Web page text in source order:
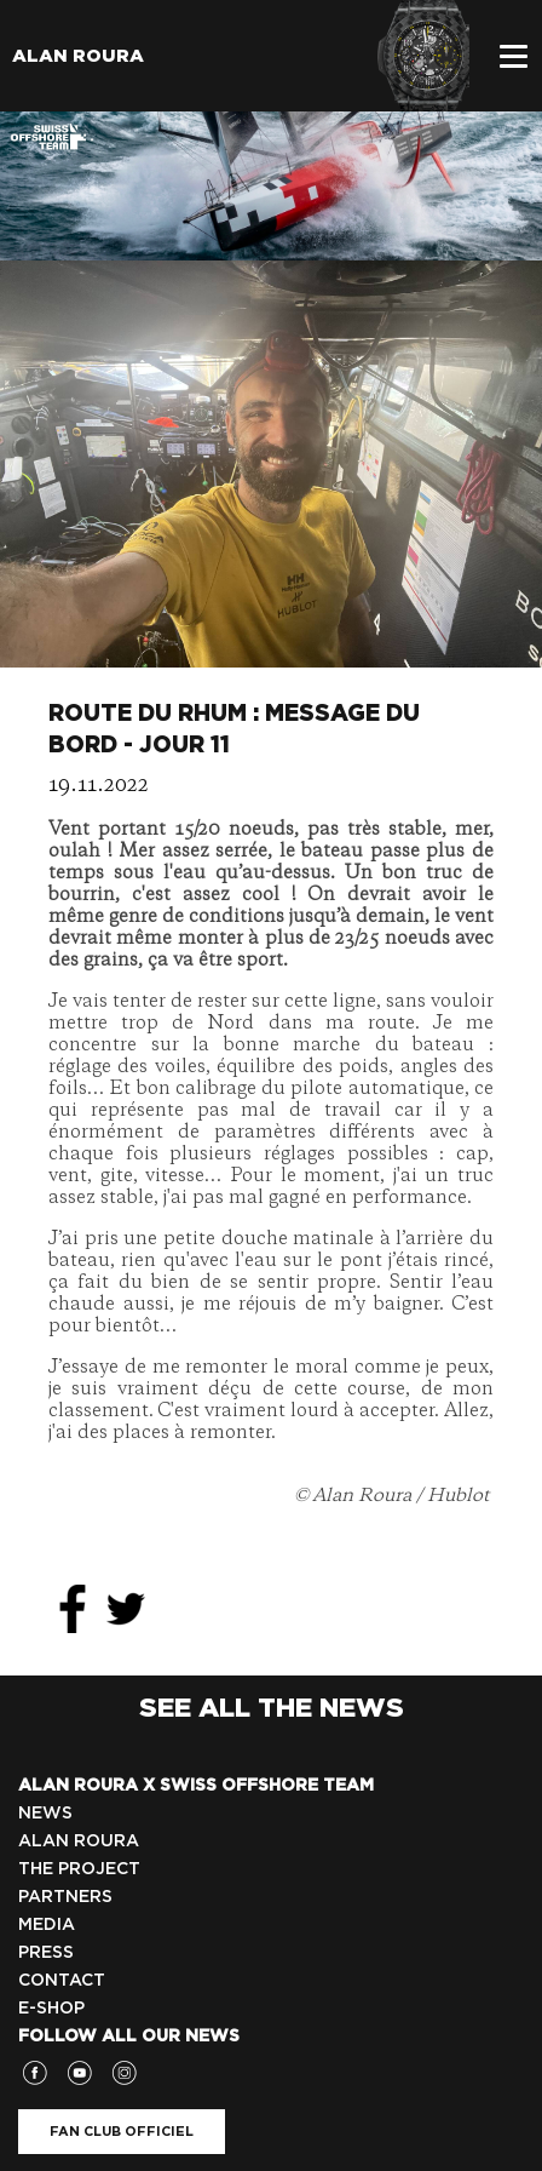
ALAN ROURA
ROUTE DU RHUM : MESSAGE DU
BORD - JOUR 11
19.11.2022
Vent portant 15/20 noeuds, pas très stable, mer,
oulah ! Mer assez serrée, le bateau passe plus de
temps sous l'eau qu’au-dessus. Un bon truc de
bourrin, c'est assez cool ! On devrait avoir le
même genre de conditions jusqu’à demain, le vent
devrait même monter à plus de 23/25 noeuds avec
des grains, ça va être sport.
Je vais tenter de rester sur cette ligne, sans vouloir
mettre trop de Nord dans ma route. Je me
concentre sur la bonne marche du bateau :
réglage des voiles, équilibre des poids, angles des
foils… Et bon calibrage du pilote automatique, ce
qui représente pas mal de travail car il y a
énormément de paramètres différents avec à
chaque fois plusieurs réglages possibles : cap,
vent, gite, vitesse… Pour le moment, j'ai un truc
assez stable, j'ai pas mal gagné en performance.
J’ai pris une petite douche matinale à l’arrière du
bateau, rien qu'avec l'eau sur le pont j’étais rincé,
ça fait du bien de se sentir propre. Sentir l’eau
chaude aussi, je me réjouis de m’y baigner. C’est
pour bientôt…
J’essaye de me remonter le moral comme je peux,
je suis vraiment déçu de cette course, de mon
classement. C'est vraiment lourd à accepter. Allez,
j'ai des places à remonter.
© Alan Roura / Hublot
SEE ALL THE NEWS
ALAN ROURA X SWISS OFFSHORE TEAM
NEWS
ALAN ROURA
THE PROJECT
PARTNERS
MEDIA
PRESS
CONTACT
E-SHOP
FOLLOW ALL OUR NEWS
FAN CLUB OFFICIEL